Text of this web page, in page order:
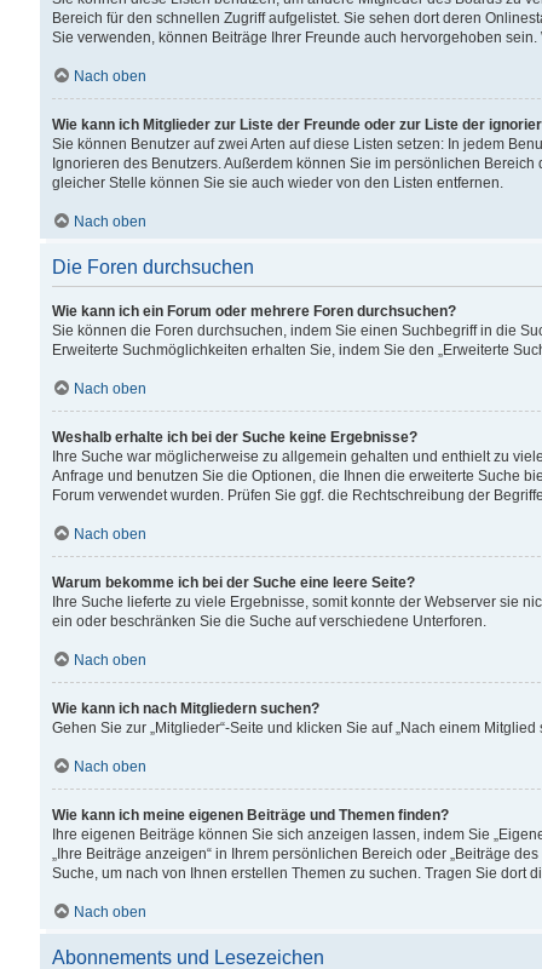
Bereich für den schnellen Zugriff aufgelistet. Sie sehen dort deren
Sie verwenden, können Beiträge Ihrer Freunde auch hervorgehoben
Nach oben
Wie kann ich Mitglieder zur Liste der Freunde oder zur Liste der
Sie können Benutzer auf zwei Arten auf diese Listen setzen: In jedem
Ignorieren des Benutzers. Außerdem können Sie im persönlichen
gleicher Stelle können Sie sie auch wieder von den Listen entfernen.
Nach oben
Die Foren durchsuchen
Wie kann ich ein Forum oder mehrere Foren durchsuchen?
Sie können die Foren durchsuchen, indem Sie einen Suchbegriff in die
Erweiterte Suchmöglichkeiten erhalten Sie, indem Sie den „Erweiterte
Nach oben
Weshalb erhalte ich bei der Suche keine Ergebnisse?
Ihre Suche war möglicherweise zu allgemein gehalten und enthielt zu
Anfrage und benutzen Sie die Optionen, die Ihnen die erweiterte Suche
Forum verwendet wurden. Prüfen Sie ggf. die Rechtschreibung der
Nach oben
Warum bekomme ich bei der Suche eine leere Seite?
Ihre Suche lieferte zu viele Ergebnisse, somit konnte der Webserver sie
ein oder beschränken Sie die Suche auf verschiedene Unterforen.
Nach oben
Wie kann ich nach Mitgliedern suchen?
Gehen Sie zur „Mitglieder“-Seite und klicken Sie auf „Nach einem Mitglied
Nach oben
Wie kann ich meine eigenen Beiträge und Themen finden?
Ihre eigenen Beiträge können Sie sich anzeigen lassen, indem Sie
„Ihre Beiträge anzeigen“ in Ihrem persönlichen Bereich oder „Beiträge
Suche, um nach von Ihnen erstellen Themen zu suchen. Tragen Sie dort
Nach oben
Abonnements und Lesezeichen